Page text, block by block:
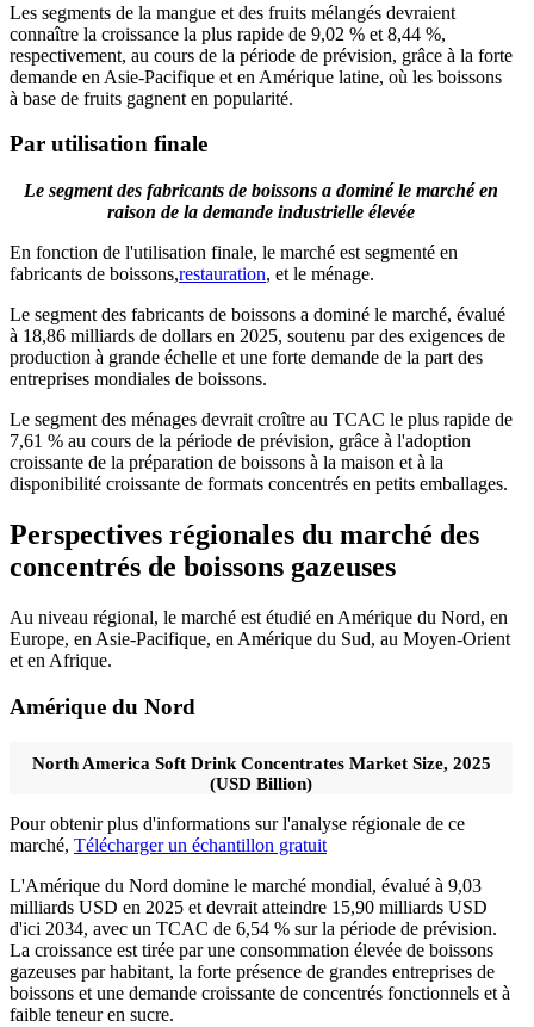
Les segments de la mangue et des fruits mélangés devraient
connaître la croissance la plus rapide de 9,02 % et 8,44 %,
respectivement, au cours de la période de prévision, grâce à la forte
demande en Asie-Pacifique et en Amérique latine, où les boissons
à base de fruits gagnent en popularité.
Par utilisation finale
Le segment des fabricants de boissons a dominé le marché en
raison de la demande industrielle élevée
En fonction de l'utilisation finale, le marché est segmenté en
fabricants de boissons,restauration, et le ménage.
Le segment des fabricants de boissons a dominé le marché, évalué
à 18,86 milliards de dollars en 2025, soutenu par des exigences de
production à grande échelle et une forte demande de la part des
entreprises mondiales de boissons.
Le segment des ménages devrait croître au TCAC le plus rapide de
7,61 % au cours de la période de prévision, grâce à l'adoption
croissante de la préparation de boissons à la maison et à la
disponibilité croissante de formats concentrés en petits emballages.
Perspectives régionales du marché des
concentrés de boissons gazeuses
Au niveau régional, le marché est étudié en Amérique du Nord, en
Europe, en Asie-Pacifique, en Amérique du Sud, au Moyen-Orient
et en Afrique.
Amérique du Nord
North America Soft Drink Concentrates Market Size, 2025
(USD Billion)
Pour obtenir plus d'informations sur l'analyse régionale de ce
marché, Télécharger un échantillon gratuit
L'Amérique du Nord domine le marché mondial, évalué à 9,03
milliards USD en 2025 et devrait atteindre 15,90 milliards USD
d'ici 2034, avec un TCAC de 6,54 % sur la période de prévision.
La croissance est tirée par une consommation élevée de boissons
gazeuses par habitant, la forte présence de grandes entreprises de
boissons et une demande croissante de concentrés fonctionnels et à
faible teneur en sucre.